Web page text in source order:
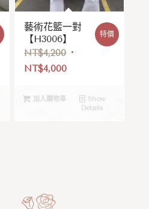
藝術花籃一對
【H3006】
NT$4,200
NT$4,000
特價
加入購物車
Show
Details